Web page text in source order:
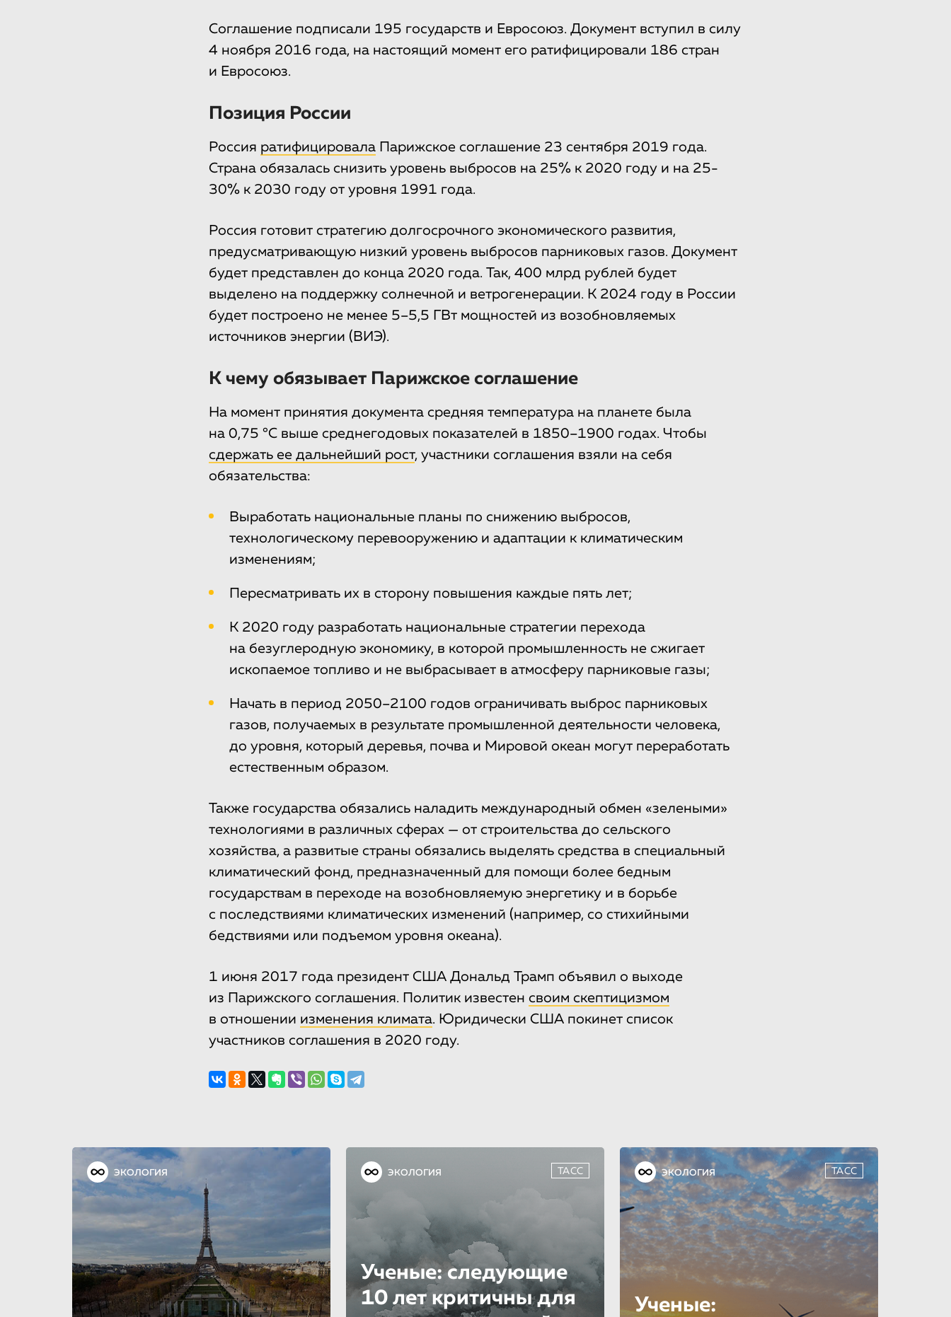
Соглашение подписали 195 государств и Евросоюз. Документ вступил в силу
4 ноября 2016 года, на настоящий момент его ратифицировали 186 стран
и Евросоюз.
Позиция России
Россия ратифицировалаПарижское соглашение 23 сентября 2019 года.
Страна обязалась снизить уровень выбросов на 25% к 2020 году и на 25-
30% к 2030 году от уровня 1991 года.
Россия готовит стратегию долгосрочного экономического развития,
предусматривающую низкий уровень выбросов парниковых газов. Документ
будет представлен до конца 2020 года. Так, 400 млрд рублей будет
выделено на поддержку солнечной и ветрогенерации. К 2024 году в России
будет построено не менее 5–5,5 ГВт мощностей из возобновляемых
источников энергии (ВИЭ).
К чему обязывает Парижское соглашение
На момент принятия документа средняя температура на планете была
на 0,75 °С выше среднегодовых показателей в 1850–1900 годах. Чтобы
сдержать ее дальнейший рост, участники соглашения взяли на себя
обязательства:
Выработать национальные планы по снижению выбросов,
технологическому перевооружению и адаптации к климатическим
изменениям;
Пересматривать их в сторону повышения каждые пять лет;
К 2020 году разработать национальные стратегии перехода
на безуглеродную экономику, в которой промышленность не сжигает
ископаемое топливо и не выбрасывает в атмосферу парниковые газы;
Начать в период 2050–2100 годов ограничивать выброс парниковых
газов, получаемых в результате промышленной деятельности человека,
до уровня, который деревья, почва и Мировой океан могут переработать
естественным образом.
Также государства обязались наладить международный обмен «зелеными»
технологиями в различных сферах — от строительства до сельского
хозяйства, а развитые страны обязались выделять средства в специальный
климатический фонд, предназначенный для помощи более бедным
государствам в переходе на возобновляемую энергетику и в борьбе
с последствиями климатических изменений (например, со стихийными
бедствиями или подъемом уровня океана).
1 июня 2017 года президент США Дональд Трамп объявил о выходе
из Парижского соглашения. Политик известен своим скептицизмом
в отношении изменения климата. Юридически США покинет список
участников соглашения в 2020 году.
ЭКОЛОГИЯ ЭКОЛОГИЯ ТАСС
Ученые: следующие
10 лет критичны для
ЭКОЛОГИЯ ТАСС
Ученые: